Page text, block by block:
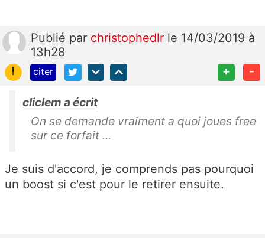
Publié par christophedlr le 14/03/2019 à
13h28
!
citer + -
cliclem a écrit
On se demande vraiment a quoi joues free
sur ce forfait ...
Je suis d'accord, je comprends pas pourquoi
un boost si c'est pour le retirer ensuite.